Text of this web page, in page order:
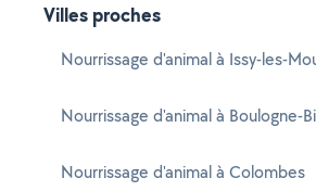
Villes proches
Nourrissage d'animal à Issy-les-
Nourrissage d'animal à Boulogne-
Nourrissage d'animal à Colombes